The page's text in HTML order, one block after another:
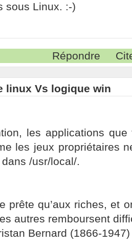
sous Linux. :-)
Répondre
linux Vs logique win
les applications
les jeux propriétaires
/usr/local/.
prête qu’aux riches, et
autres remboursent
Bernard (1866-1947)